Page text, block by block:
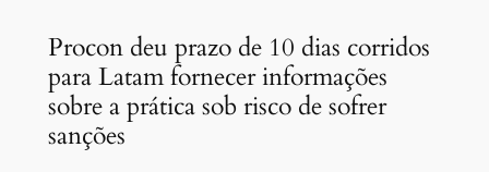
Procon deu prazo de 10 dias corridos
para Latam fornecer informações
sobre a prática sob risco de sofrer
sanções